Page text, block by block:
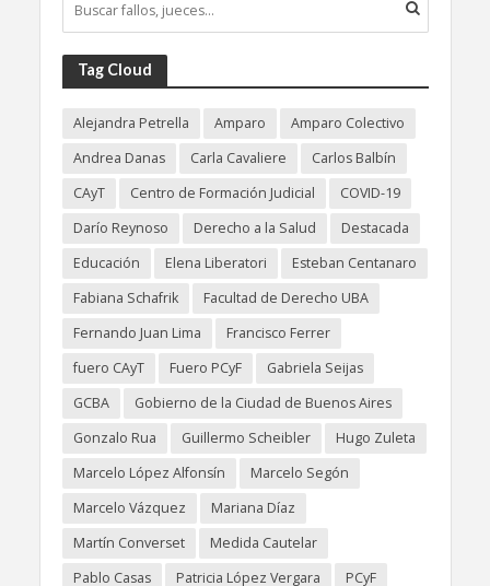
Tag Cloud
Alejandra Petrella Amparo
Amparo Colectivo
Andrea Danas
Carla Cavaliere
Carlos Balbín
CAyT
Centro de Formación Judicial
COVID-19
Darío Reynoso
Derecho a la Salud
Destacada
Educación
Elena Liberatori
Esteban Centanaro
Fabiana Schafrik
Facultad de Derecho UBA
Fernando Juan Lima
Francisco Ferrer
fuero CAyT
Fuero PCyF
Gabriela Seijas
GCBA
Gobierno de la Ciudad de Buenos Aires
Gonzalo Rua
Guillermo Scheibler
Hugo Zuleta
Marcelo López Alfonsín
Marcelo Segón
Marcelo Vázquez
Mariana Díaz
Martín Converset
Medida Cautelar
Pablo Casas
Patricia López Vergara
PCyF